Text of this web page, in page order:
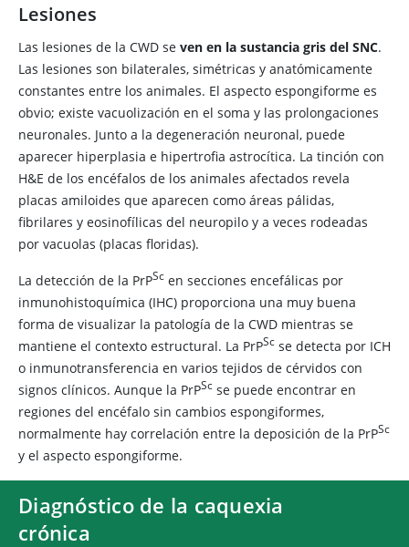
Lesiones
Las lesiones de la CWD se ven en la sustancia gris del SNC.
Las lesiones son bilaterales, simétricas y anatómicamente
constantes entre los animales. El aspecto espongiforme es
obvio; existe vacuolización en el soma y las prolongaciones
neuronales. Junto a la degeneración neuronal, puede
aparecer hiperplasia e hipertrofia astrocítica. La tinción con
H&E de los encéfalos de los animales afectados revela
placas amiloides que aparecen como áreas pálidas,
fibrilares y eosinofílicas del neuropilo y a veces rodeadas
por vacuolas (placas floridas).
La detección de la PrP​Sc en secciones encefálicas por
inmunohistoquímica (IHC) proporciona una muy buena
forma de visualizar la patología de la CWD mientras se
mantiene el contexto estructural. La PrP​Sc se detecta por ICH
o inmunotransferencia en varios tejidos de cérvidos con
signos clínicos. Aunque la PrP​Sc se puede encontrar en
regiones del encéfalo sin cambios espongiformes,
normalmente hay correlación entre la deposición de la PrP​Sc
y el aspecto espongiforme.
Diagnóstico de la caquexia
crónica